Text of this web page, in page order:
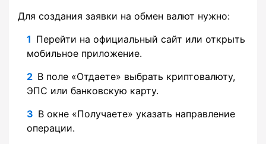
Для создания заявки на обмен валют нужно:
Перейти на официальный сайт или открыть
мобильное приложение.
В поле «Отдаете» выбрать криптовалюту,
ЭПС или банковскую карту.
В окне «Получаете» указать направление
операции.